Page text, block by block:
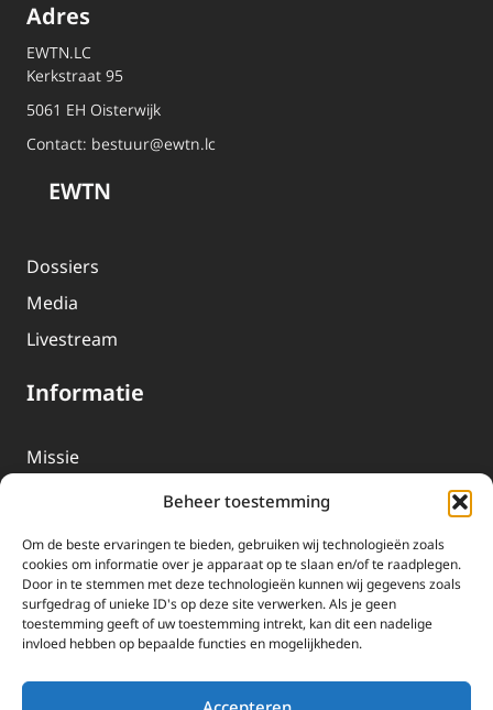
Beheer toestemming
Om de beste ervaringen te bieden, gebruiken wij technologieën zoals
cookies om informatie over je apparaat op te slaan en/of te raadplegen.
Door in te stemmen met deze technologieën kunnen wij gegevens zoals
surfgedrag of unieke ID's op deze site verwerken. Als je geen
toestemming geeft of uw toestemming intrekt, kan dit een nadelige
invloed hebben op bepaalde functies en mogelijkheden.
Adres
EWTN.LC
Kerkstraat 95
5061 EH Oisterwijk
Contact: bestuur@ewtn.lc
EWTN
Dossiers
Media
Livestream
Informatie
Missie
EWTN-Team
Organisatiegegevens
Doneren
EWTN wordt uitsluitend gefinancierd door uw donaties.